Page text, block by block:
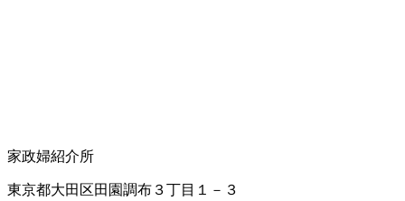
家政婦紹介所
東京都大田区田園調布３丁目１－３